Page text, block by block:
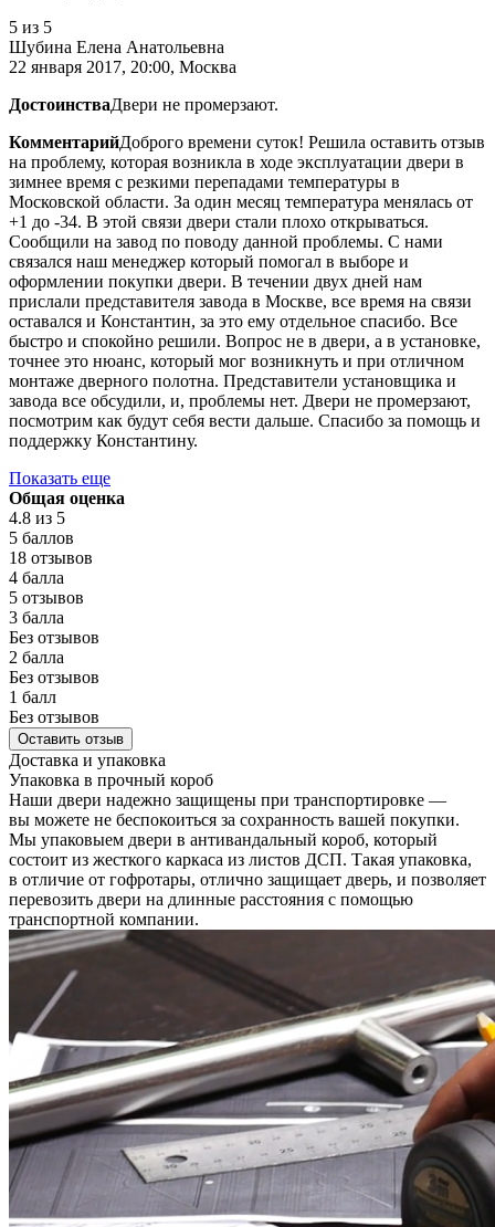
5 из 5
Шубина Елена Анатольевна
22 января 2017, 20:00, Москва
ДостоинстваДвери не промерзают.
КомментарийДоброго времени суток! Решила оставить отзыв
на проблему, которая возникла в ходе эксплуатации двери в
зимнее время с резкими перепадами температуры в
Московской области. За один месяц температура менялась от
+1 до -34. В этой связи двери стали плохо открываться.
Сообщили на завод по поводу данной проблемы. С нами
связался наш менеджер который помогал в выборе и
оформлении покупки двери. В течении двух дней нам
прислали представителя завода в Москве, все время на связи
оставался и Константин, за это ему отдельное спасибо. Все
быстро и спокойно решили. Вопрос не в двери, а в установке,
точнее это нюанс, который мог возникнуть и при отличном
монтаже дверного полотна. Представители установщика и
завода все обсудили, и, проблемы нет. Двери не промерзают,
посмотрим как будут себя вести дальше. Спасибо за помощь и
поддержку Константину.
Показать еще
Общая оценка
4.8 из 5
5 баллов
18 отзывов
4 балла
5 отзывов
3 балла
Без отзывов
2 балла
Без отзывов
1 балл
Без отзывов
Оставить отзыв
Доставка и упаковка
Упаковка в прочный короб
Наши двери надежно защищены при транспортировке —
вы можете не беспокоиться за сохранность вашей покупки.
Мы упаковыем двери в антивандальный короб, который
состоит из жесткого каркаса из листов ДСП. Такая упаковка,
в отличие от гофротары, отлично защищает дверь, и позволяет
перевозить двери на длинные расстояния с помощью
транспортной компании.